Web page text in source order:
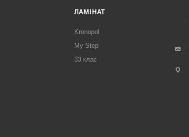
ЛАМІНАТ
Kronopol
My Step
33 клас